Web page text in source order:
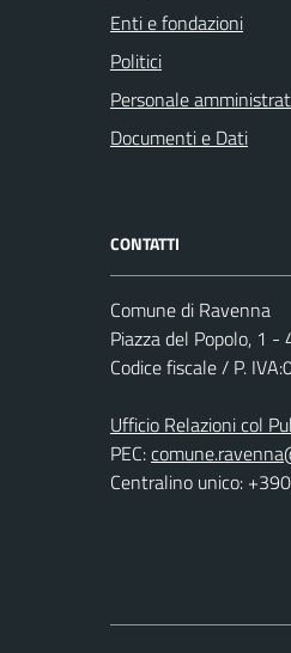
Enti e fondazioni
Politici
Personale
Documenti e Dati
CONTATTI
Comune di Ravenna
Piazza del Popolo, 1
Codice fiscale / P.
Ufficio Relazioni col
PEC:
Centralino unico: